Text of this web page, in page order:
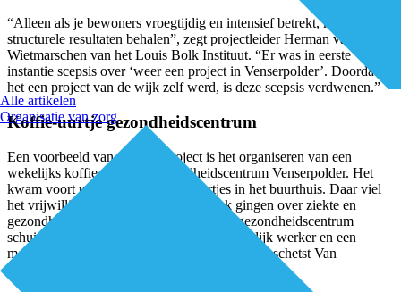
Alle artikelen
Organisatie van zorg
“Alleen als je bewoners vroegtijdig en intensief betrekt, kun je
structurele resultaten behalen”, zegt projectleider Herman van
Wietmarschen van het Louis Bolk Instituut. “Er was in eerste
instantie scepsis over ‘weer een project in Venserpolder’. Doordat
het een project van de wijk zelf werd, is deze scepsis verdwenen.”
Koffie-uurtje gezondheidscentrum
Een voorbeeld van een deelproject is het organiseren van een
wekelijks koffie-uurtje in gezondheidscentrum Venserpolder. Het
kwam voort uit bestaande koffie-uurtjes in het buurthuis. Daar viel
het vrijwilligers op dat gesprekken vaak gingen over ziekte en
gezondheid. “Bij de koffie-uurtjes in het gezondheidscentrum
schuiven ook een huisarts, een maatschappelijk werker en een
medewerker van de schuldhulpverlening aan”, schetst Van